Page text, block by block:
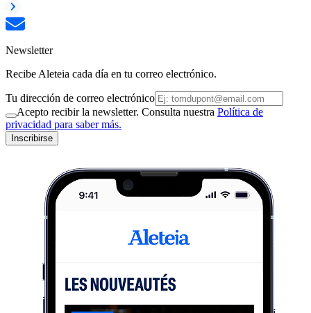
Newsletter
Recibe Aleteia cada día en tu correo electrónico.
Tu dirección de correo electrónico
Acepto recibir la newsletter. Consulta nuestra Política de
privacidad para saber más.
Inscribirse